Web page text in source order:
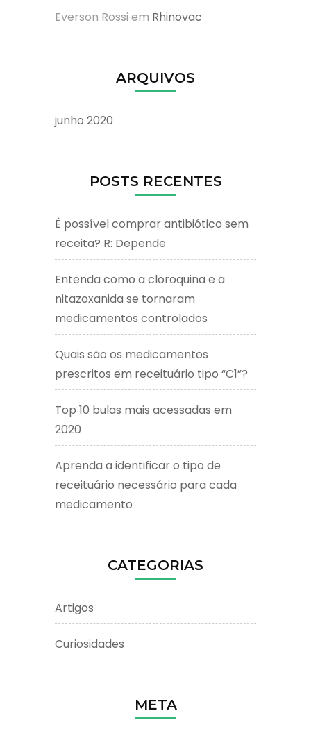
Everson Rossi em Rhinovac
ARQUIVOS
junho 2020
POSTS RECENTES
É possível comprar antibiótico sem
receita? R: Depende
Entenda como a cloroquina e a
nitazoxanida se tornaram
medicamentos controlados
Quais são os medicamentos
prescritos em receituário tipo “C1”?
Top 10 bulas mais acessadas em
2020
Aprenda a identificar o tipo de
receituário necessário para cada
medicamento
CATEGORIAS
Artigos
Curiosidades
META